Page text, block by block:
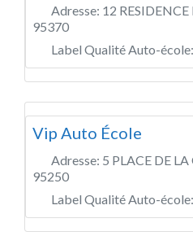
Adresse: 12 RESIDENCE
95370
Label Qualité Auto-école:
Vip Auto École
Adresse: 5 PLACE DE LA
95250
Label Qualité Auto-école: